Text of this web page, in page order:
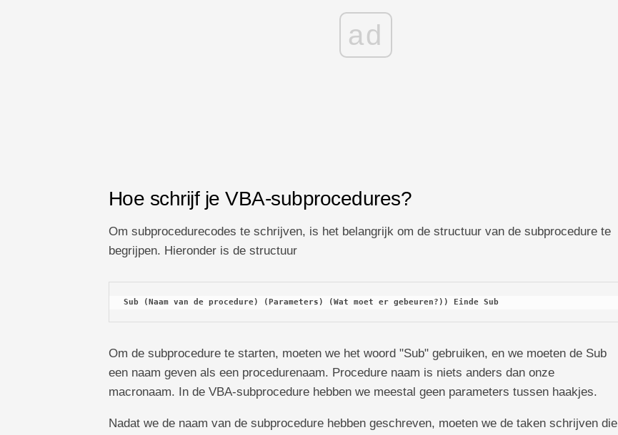
ad
Hoe schrijf je VBA-subprocedures?
Om subprocedurecodes te schrijven, is het belangrijk om de structuur van de subprocedure te
begrijpen. Hieronder is de structuur
Sub (Naam van de procedure) (Parameters) (Wat moet er gebeuren?)) Einde Sub
Om de subprocedure te starten, moeten we het woord "Sub" gebruiken, en we moeten de Sub
een naam geven als een procedurenaam. Procedure naam is niets anders dan onze
macronaam. In de VBA-subprocedure hebben we meestal geen parameters tussen haakjes.
Nadat we de naam van de subprocedure hebben geschreven, moeten we de taken schrijven die